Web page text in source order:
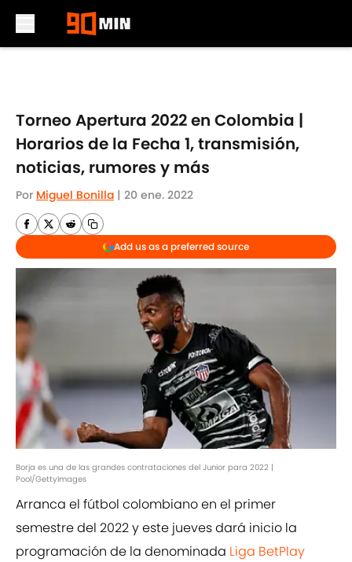
Torneo Apertura 2022 en Colombia |
Horarios de la Fecha 1, transmisión,
noticias, rumores y más
Por Miguel Bonilla | 20 ene. 2022
Add us as a preferred source
Borja es una de las grandes contrataciones del Junior para 2022 |
Pool/GettyImages
Arranca el fútbol colombiano en el primer
semestre del 2022 y este jueves dará inicio la
programación de la denominada Liga BetPlay